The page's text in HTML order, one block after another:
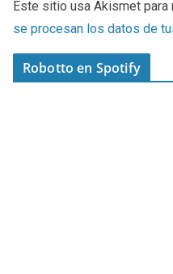
Este sitio usa Akismet para
se procesan los datos de
Robotto en Spotify